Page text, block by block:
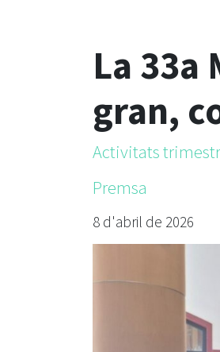
La 33a
gran,
Activitats
Premsa
8 d'abril de 2026